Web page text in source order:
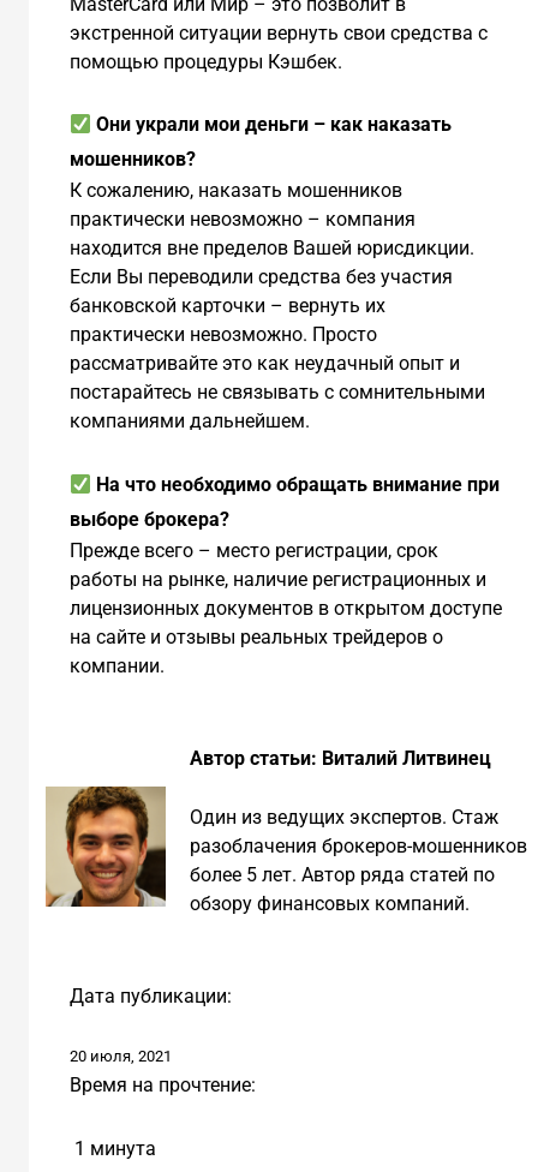
экстренной ситуации вернуть свои средства с
помощью процедуры Кэшбек.
Они украли мои деньги – как наказать
мошенников?
К сожалению, наказать мошенников
практически невозможно – компания
находится вне пределов Вашей юрисдикции.
Если Вы переводили средства без участия
банковской карточки – вернуть их
практически невозможно. Просто
рассматривайте это как неудачный опыт и
постарайтесь не связывать с сомнительными
компаниями дальнейшем.
На что необходимо обращать внимание при
выборе брокера?
Прежде всего – место регистрации, срок
работы на рынке, наличие регистрационных и
лицензионных документов в открытом доступе
на сайте и отзывы реальных трейдеров о
компании.
Автор статьи: Виталий Литвинец
Один из ведущих экспертов. Стаж
разоблачения брокеров-мошенников
более 5 лет. Автор ряда статей по
обзору финансовых компаний.
Дата публикации:
20 июля, 2021
Время на прочтение:
1 минута